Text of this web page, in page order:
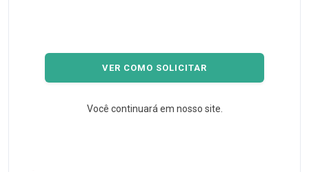
VER COMO SOLICITAR
Você continuará em nosso site.